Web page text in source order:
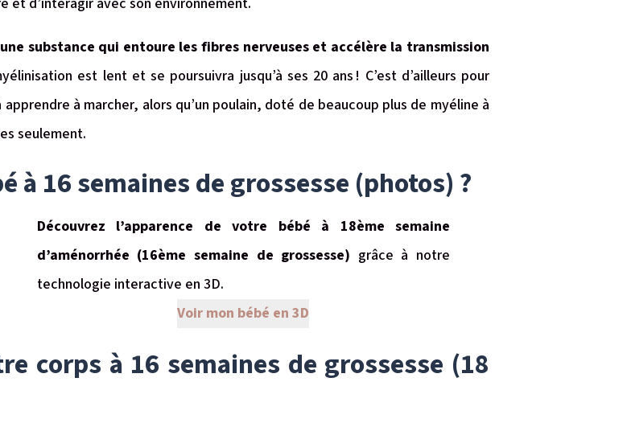
substance qui entoure les fibres nerveuses et accélère la transmission
est lent et se poursuivra jusqu’à ses 20 ans ! C’est d’ailleurs pour
à marcher, alors qu’un poulain, doté de beaucoup plus de myéline à
seulement.
à 16 semaines de grossesse (photos) ?
Découvrez l’apparence de votre bébé à 18ème semaine
d’aménorrhée (16ème semaine de grossesse) grâce à notre
technologie interactive en 3D.
Voir mon bébé en 3D
corps à 16 semaines de grossesse (18